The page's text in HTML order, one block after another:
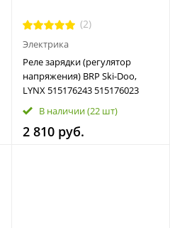
(2)
Электрика
Реле зарядки (регулятор
напряжения) BRP Ski-Dоо,
LYNХ 515176243 515176023
В наличии(22 шт)
2 810 руб.